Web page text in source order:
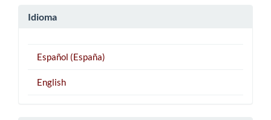
Idioma
Español (España)
English